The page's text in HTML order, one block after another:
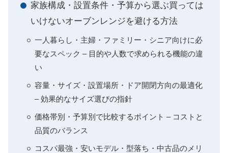
家族構成・設置条件・予算から選ぶ買っては
いけないオーブンレンジを避ける方法
一人暮らし・主婦・ファミリー・シニア向けに必
要なスペック – 目的や人数で求められる機能の違
い
容量・サイズ・設置場所・ドア開閉方向の最適化
– 効果的なサイズ選びの指針
価格帯別・予算別で比較するポイント – コストと
品質のバランス
コスパ最強・安いモデル・型落ち・中古品のメリ